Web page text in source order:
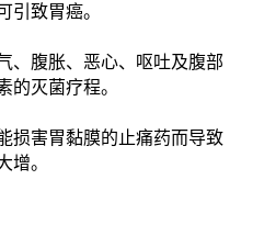
致胃癌。
、腹胀、恶心、呕吐及腹部
灭菌疗程。
损害胃黏膜的止痛药而导致
。